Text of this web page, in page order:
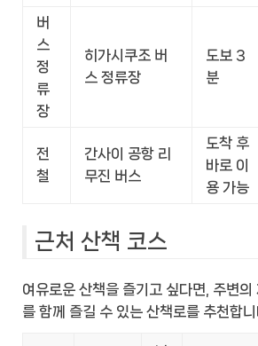
버
스
정
류
장
히가시쿠조 버
스 정류장
도보 3
분
전
철
간사이 공항 리
무진 버스
도착 후
바로 이
용 가능
근처 산책 코스
여유로운 산책을 즐기고 싶다면, 주변의
를 함께 즐길 수 있는 산책로를 추천합니